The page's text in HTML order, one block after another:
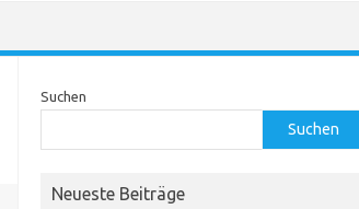
Suchen
Suchen
Neueste Beiträge